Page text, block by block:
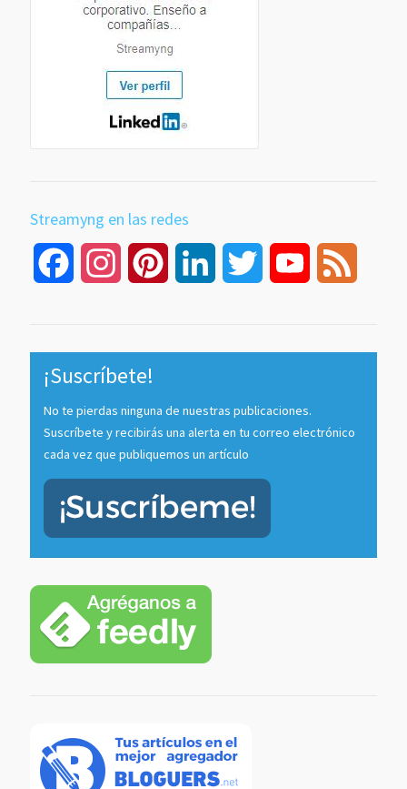
Streamyng en las redes
Facebook InstagramPinterest LinkedIn Twitter YouTube
¡Suscríbete!
No te pierdas ninguna de nuestras publicaciones.
Suscríbete y recibirás una alerta en tu correo electrónico
cada vez que publiquemos un artículo